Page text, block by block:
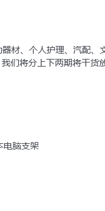
执照
费月账单发票
议履行确认书
材、个人护理、汽配、
们将分上下两期将干货
电脑支架